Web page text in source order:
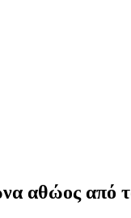
αθώος από